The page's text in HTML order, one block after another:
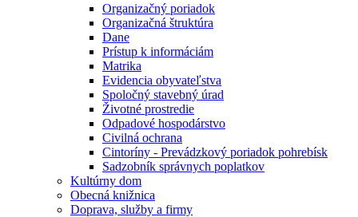
Organizačný poriadok
Organizačná štruktúra
Dane
Prístup k informáciám
Matrika
Evidencia obyvateľstva
Spoločný stavebný úrad
Životné prostredie
Odpadové hospodárstvo
Civilná ochrana
Cintoríny - Prevádzkový poriadok pohrebísk
Sadzobník správnych poplatkov
Kultúrny dom
Obecná knižnica
Doprava, služby a firmy